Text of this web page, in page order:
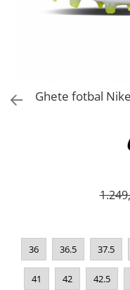
Bluze fotbal copii
Sorturi fotbal femei
Ghete fotbal
36 36.5 37.5
41 42 42.5